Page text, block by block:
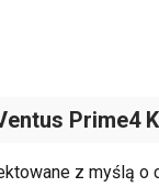
Prime4
z myślą o